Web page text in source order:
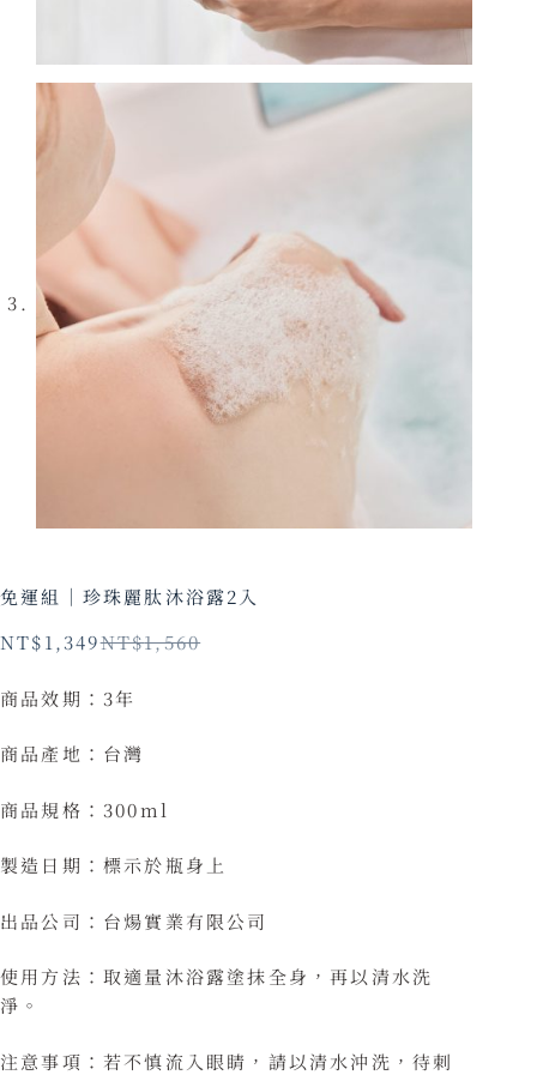
免運組｜珍珠麗肽沐浴露2入
NT$1,560
NT$1,349
商品效期：3年
商品產地：台灣
商品規格：300ml
製造日期：標示於瓶身上
出品公司：台煬實業有限公司
使用方法：取適量沐浴露塗抹全身，再以清水洗
淨。
注意事項：若不慎流入眼睛，請以清水沖洗，待刺